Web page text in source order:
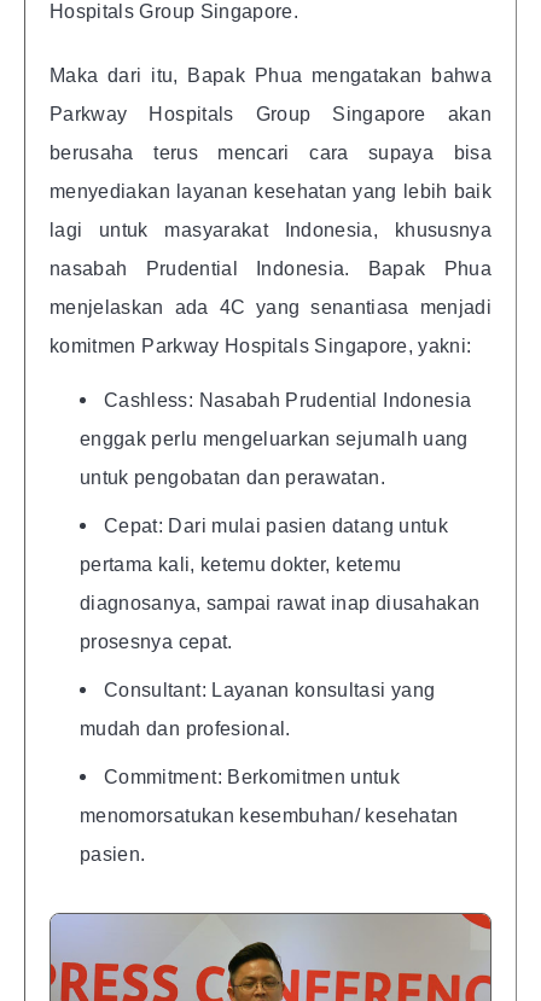
Hospitals Group Singapore.
Maka dari itu, Bapak Phua mengatakan bahwa
Parkway Hospitals Group Singapore akan
berusaha terus mencari cara supaya bisa
menyediakan layanan kesehatan yang lebih baik
lagi untuk masyarakat Indonesia, khususnya
nasabah Prudential Indonesia. Bapak Phua
menjelaskan ada 4C yang senantiasa menjadi
komitmen Parkway Hospitals Singapore, yakni:
Cashless: Nasabah Prudential Indonesia
enggak perlu mengeluarkan sejumalh uang
untuk pengobatan dan perawatan.
Cepat: Dari mulai pasien datang untuk
pertama kali, ketemu dokter, ketemu
diagnosanya, sampai rawat inap diusahakan
prosesnya cepat.
Consultant: Layanan konsultasi yang
mudah dan profesional.
Commitment: Berkomitmen untuk
menomorsatukan kesembuhan/ kesehatan
pasien.